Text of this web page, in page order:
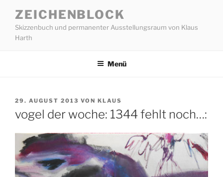
Inhalt
springen
ZEICHENBLOCK
Skizzenbuch und permanenter Ausstellungsraum von Klaus
Harth
Menü
VERÖFFENTLICHT
29. AUGUST 2013 VON KLAUS
vogel der woche: 1344 fehlt noch…: